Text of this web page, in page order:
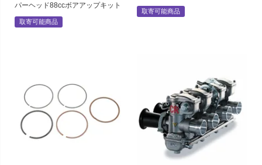
パーヘッド88ccボアアップキット
取寄可能商品
取寄可能商品